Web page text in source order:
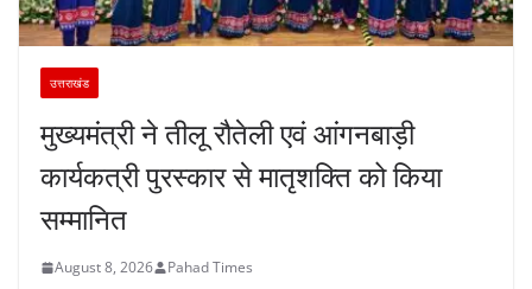
उत्तराखंड
मुख्यमंत्री ने तीलू रौतेली एवं आंगनबाड़ी
कार्यकत्री पुरस्कार से मातृशक्ति को किया
सम्मानित
August 8, 2026 Pahad Times